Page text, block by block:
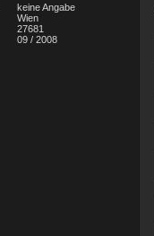
keine Angabe
Wien
27681
09 / 2008